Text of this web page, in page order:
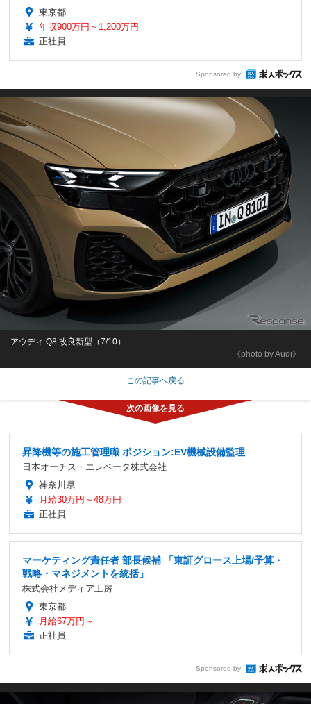
東京都
年収900万円～1,200万円
正社員
Sponsored by
《photo by Audi》
アウディ Q8 改良新型（7/10）
この記事へ戻る
昇降機等の施工管理職 ポジション:EV機械設備監理
日本オーチス・エレベータ株式会社
神奈川県
月給30万円～48万円
正社員
マーケティング責任者 部長候補 「東証グロース上場/予算・
戦略・マネジメントを統括」
株式会社メディア工房
東京都
月給67万円～
正社員
Sponsored by